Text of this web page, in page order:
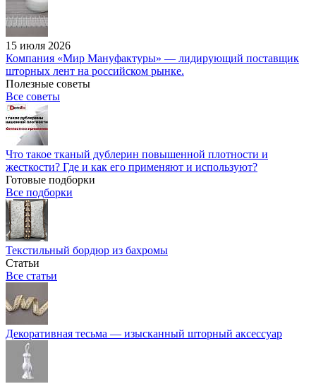
15 июля 2026
Компания «Мир Мануфактуры» — лидирующий поставщик
шторных лент на российском рынке.
Полезные советы
Все советы
Что такое тканый дублерин повышенной плотности и
жесткости? Где и как его применяют и используют?
Готовые подборки
Все подборки
Текстильный бордюр из бахромы
Статьи
Все статьи
Декоративная тесьма — изысканный шторный аксессуар